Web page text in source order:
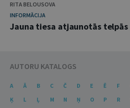
RITA BELOUSOVA
INFORMĀCIJA
Jauna tiesa atjaunotās telpās
AUTORU KATALOGS
A Ā B C Č D E Ē F
Ķ
L Ļ M N Ņ O P R